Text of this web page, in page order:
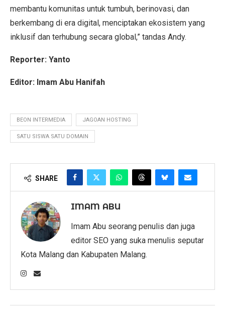
membantu komunitas untuk tumbuh, berinovasi, dan
berkembang di era digital, menciptakan ekosistem yang
inklusif dan terhubung secara global,” tandas Andy.
Reporter: Yanto
Editor: Imam Abu Hanifah
BEON INTERMEDIA JAGOAN HOSTING
SATU SISWA SATU DOMAIN
SHARE
IMAM ABU
Imam Abu seorang penulis dan juga
editor SEO yang suka menulis seputar
Kota Malang dan Kabupaten Malang.